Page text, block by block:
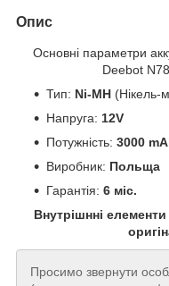
Опис
Основні параметри
Deebot
Тип: Ni-MH (Нікель-
Напруга: 12V
Потужність: 3000
Виробник: Польща
Гарантія: 6 міс.
Внутрішнні
Просимо звернути